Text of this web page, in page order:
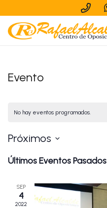
Evento
No hay eventos programados.
Próximos
la
Últimos Eventos Pasados
SEP
4
2022